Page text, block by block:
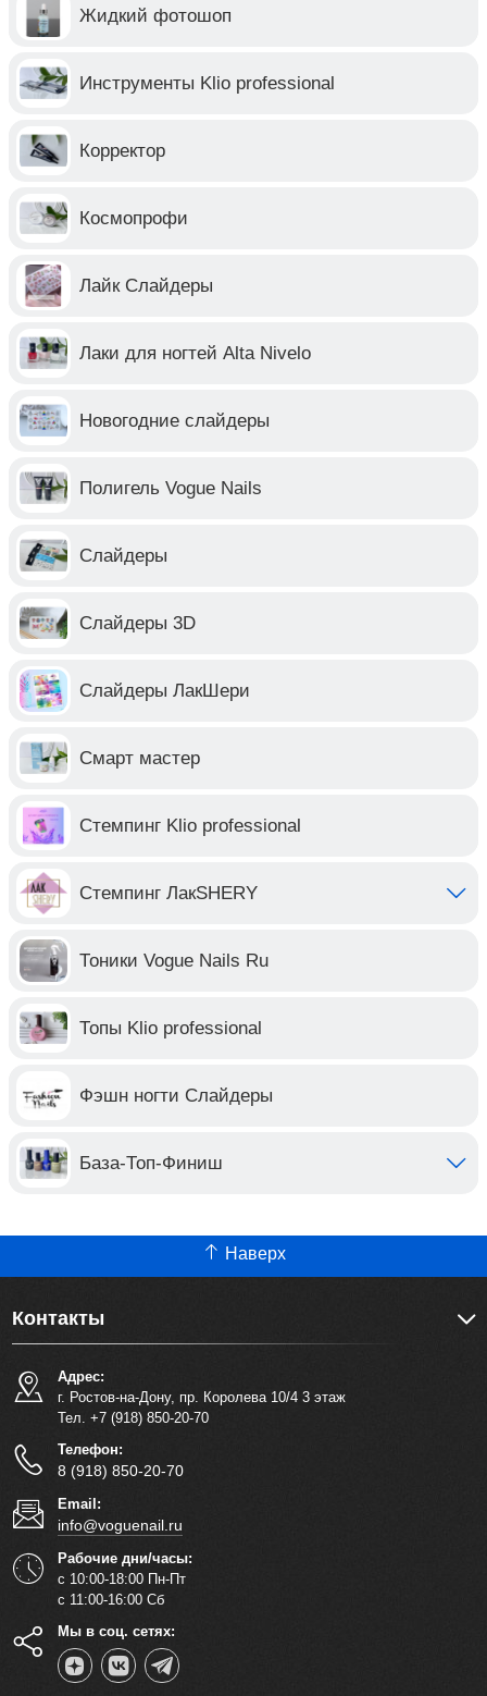
Жидкий фотошоп
Инструменты Klio professional
Корректор
Космопрофи
Лайк Слайдеры
Лаки для ногтей Alta Nivelo
Новогодние слайдеры
Полигель Vogue Nails
Слайдеры
Слайдеры 3D
Слайдеры ЛакШери
Смарт мастер
Стемпинг Klio professional
Стемпинг ЛакSHERY
Тоники Vogue Nails Ru
Топы Klio professional
Фэшн ногти Слайдеры
База-Топ-Финиш
Наверх
Контакты
Адрес:
г. Ростов-на-Дону, пр. Королева 10/4 3 этаж
Тел. +7 (918) 850-20-70
Телефон:
8 (918) 850-20-70
Email:
info@voguenail.ru
Рабочие дни/часы:
с 10:00-18:00 Пн-Пт
с 11:00-16:00 Сб
Мы в соц. сетях: